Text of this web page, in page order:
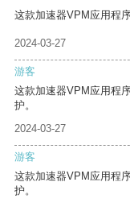
这款加速器VPM应用程
2024-03-27
游客
这款加速器VPM应用程
护。
2024-03-27
游客
这款加速器VPM应用程
护。